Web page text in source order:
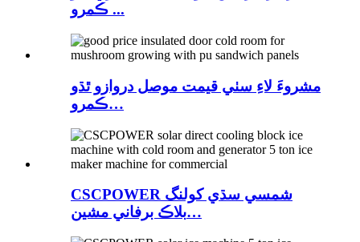
ڪمرو ...
مشروءَ لاءِ سٺي قيمت موصل دروازو ٿڌو
ڪمرو…
CSCPOWER شمسي سڌي کولنگ
بلاڪ برفاني مشين…